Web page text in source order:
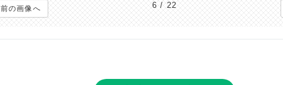
前の画像へ 6 / 22